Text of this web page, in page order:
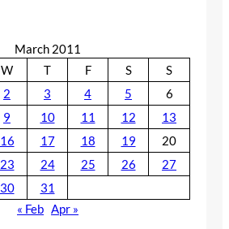
March 2011
W T F S
S
2 3 4 5
6
9 10 11 12
13
16 17 18 19
20
23 24 25 26
27
30
31
« Feb Apr »